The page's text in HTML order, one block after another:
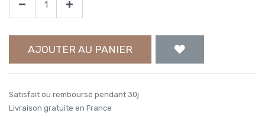
AJOUTER AU PANIER
Satisfait ou remboursé pendant 30j
Livraison gratuite en France